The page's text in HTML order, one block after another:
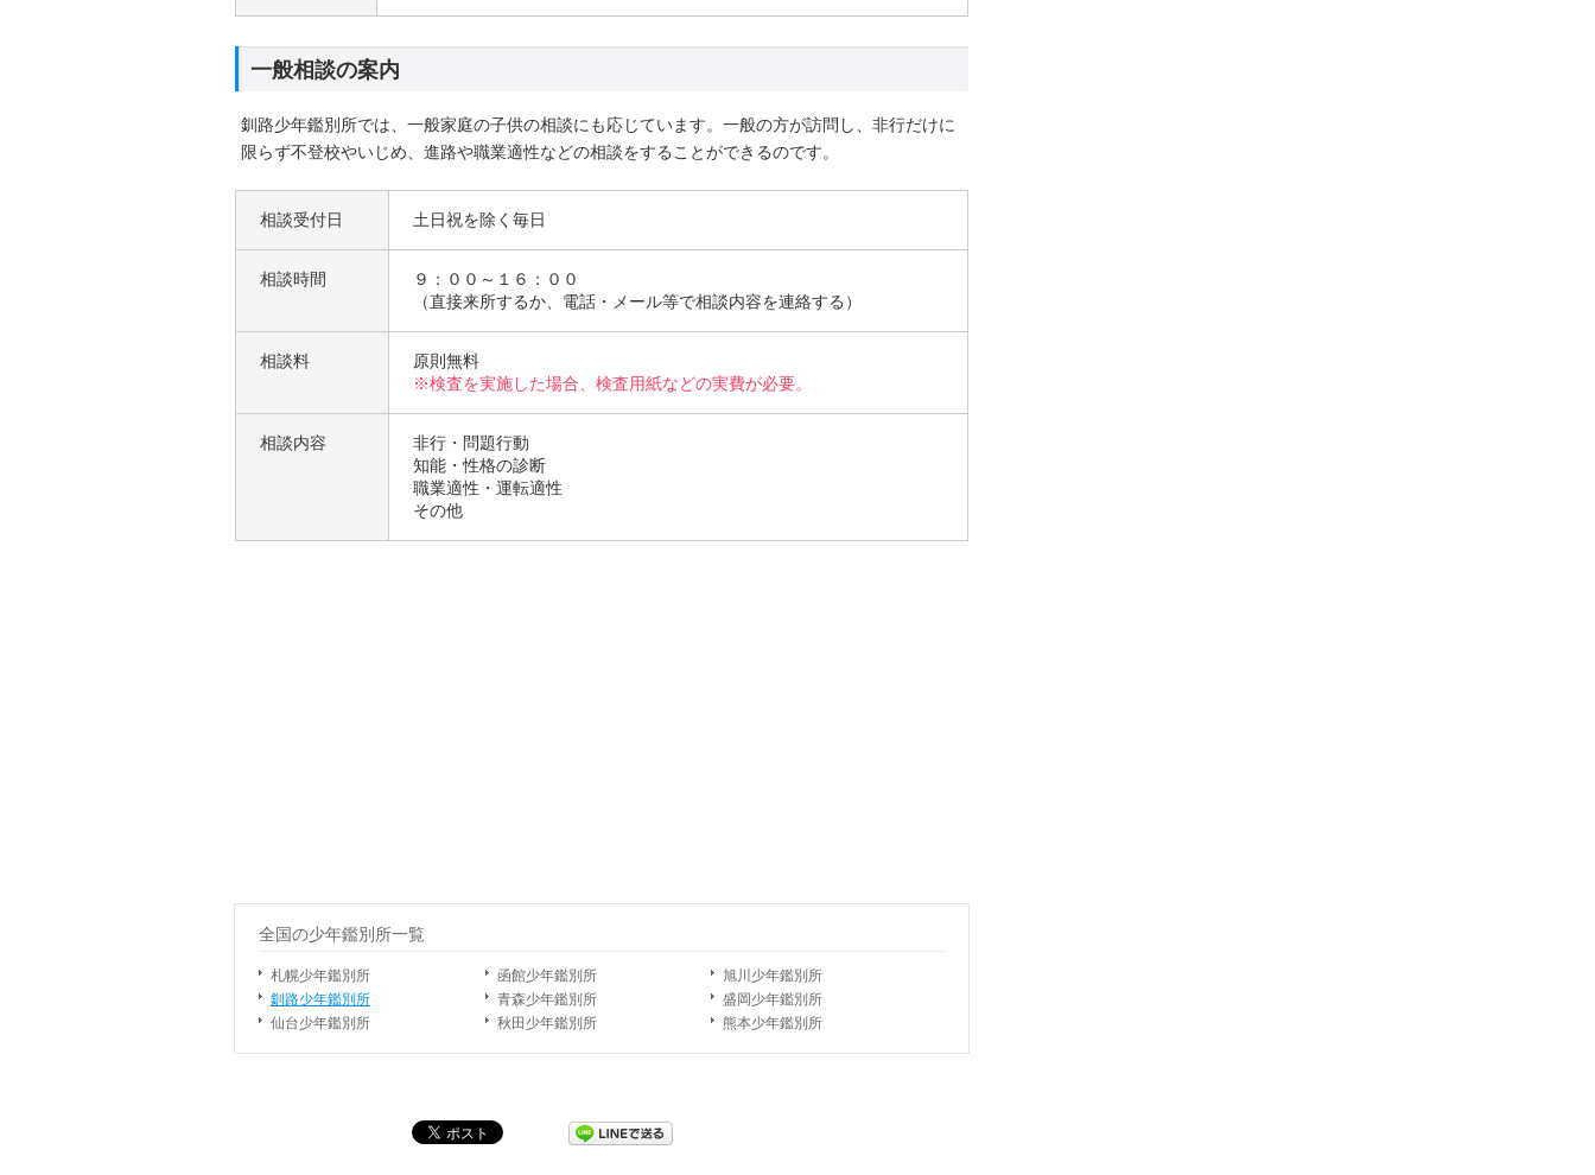
一般相談の案内
釧路少年鑑別所では、一般家庭の子供の相談にも応じています。一般の方が訪問し、非行だけに
限らず不登校やいじめ、進路や職業適性などの相談をすることができるのです。
相談受付日 土日祝を除く毎日
相談時間
９：００～１６：００
（直接来所するか、電話・メール等で相談内容を連絡する）
相談料
原則無料
※検査を実施した場合、検査用紙などの実費が必要。
相談内容
非行・問題行動
知能・性格の診断
職業適性・運転適性
その他
全国の少年鑑別所一覧
札幌少年鑑別所 函館少年鑑別所
旭川少年鑑別所
釧路少年鑑別所
青森少年鑑別所
盛岡少年鑑別所
仙台少年鑑別所
秋田少年鑑別所 熊本少年鑑別所